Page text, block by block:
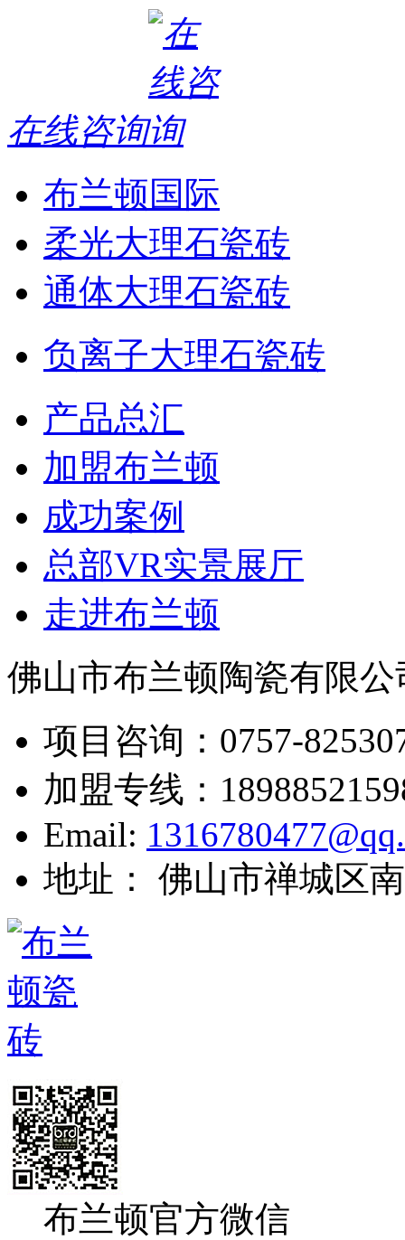
在线咨询
布兰顿国际
柔光大理石瓷砖
通体大理石瓷砖
负离子大理石瓷砖
产品总汇
加盟布兰顿
成功案例
总部VR实景展厅
走进布兰顿
佛山市布兰顿陶瓷有限公
项目咨询： 0757-
加盟专线：
Email:
地址： 佛山市禅城区
布兰顿官方微信